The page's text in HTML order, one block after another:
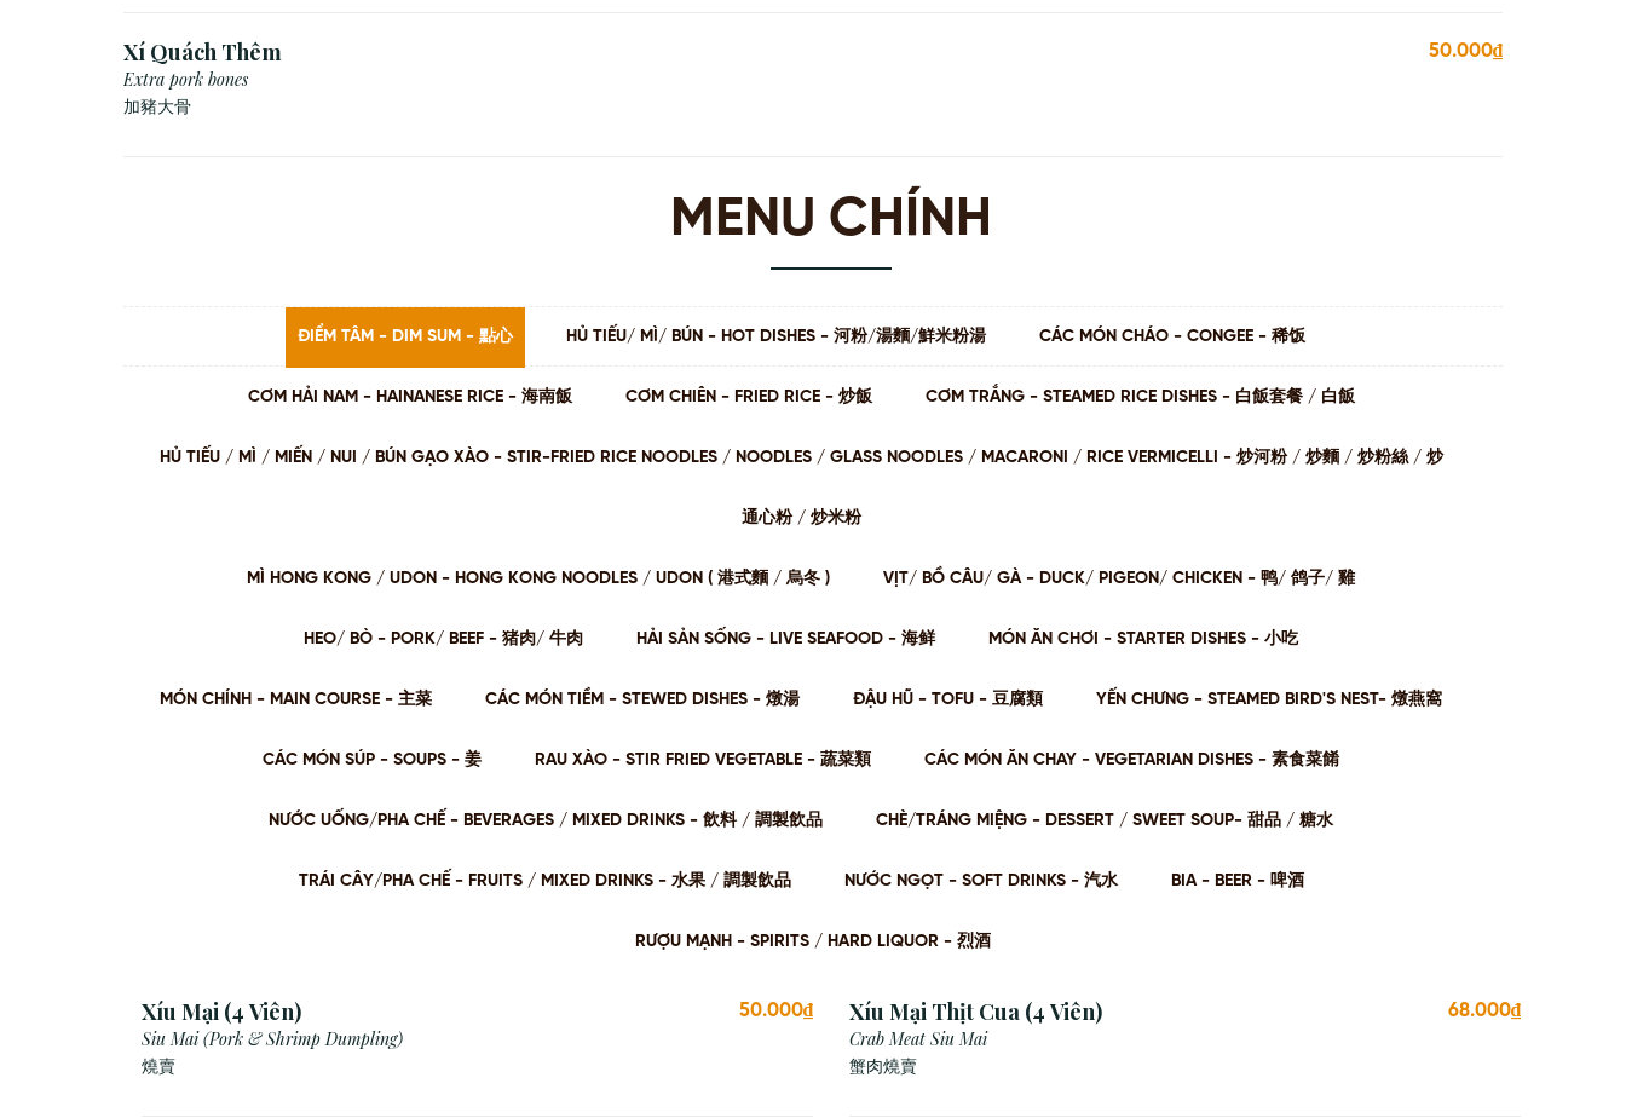
Xí Quách Thêm
Extra pork bones
加豬大骨
50.000₫
MENU CHÍNH
ĐIỂM TÂM - DIM SUM - 點心 HỦ TIẾU/ MÌ/ BÚN - HOT DISHES - 河粉/湯麵/鮮米粉湯 CÁC MÓN CHÁO - CONGEE - 稀饭
CƠM HẢI NAM - HAINANESE RICE - 海南飯 CƠM CHIÊN - FRIED RICE - 炒飯 CƠM TRẮNG - STEAMED RICE DISHES - ⽩飯套餐 / ⽩飯
HỦ TIẾU / MÌ / MIẾN / NUI / BÚN GẠO XÀO - STIR-FRIED RICE NOODLES / NOODLES / GLASS NOODLES / MACARONI / RICE VERMICELLI - 炒河粉 / 炒麵 / 炒粉絲 / 炒
通⼼粉 / 炒⽶粉
MÌ HONG KONG / UDON - HONG KONG NOODLES / UDON ( 港式麵 / 烏冬 ) VỊT/ BỒ CÂU/ GÀ - DUCK/ PIGEON/ CHICKEN - 鸭/ 鸽子/ 雞
HEO/ BÒ - PORK/ BEEF - 猪肉/ 牛肉 HẢI SẢN SỐNG - LIVE SEAFOOD - 海鲜 MÓN ĂN CHƠI - STARTER DISHES - 小吃
MÓN CHÍNH - MAIN COURSE - 主菜 CÁC MÓN TIỀM - STEWED DISHES - 燉湯 ĐẬU HŨ - TOFU - 豆腐類 YẾN CHƯNG - STEAMED BIRD'S NEST- 燉燕窩
CÁC MÓN SÚP - SOUPS - 姜 RAU XÀO - STIR FRIED VEGETABLE - 蔬菜類 CÁC MÓN ĂN CHAY - VEGETARIAN DISHES - 素⻝菜餚
NƯỚC UỐNG/PHA CHẾ - BEVERAGES / MIXED DRINKS - 飲料 / 調製飲品 CHÈ/TRÁNG MIỆNG - DESSERT / SWEET SOUP- 甜品 / 糖⽔
TRÁI CÂY/PHA CHẾ - FRUITS / MIXED DRINKS - ⽔果 / 調製飲品 NƯỚC NGỌT - SOFT DRINKS - 汽⽔ BIA - BEER - 啤酒
RƯỢU MẠNH - SPIRITS / HARD LIQUOR - 烈酒
Xíu Mại (4 Viên)
Siu Mai (Pork & Shrimp Dumpling)
燒賣
50.000₫ Xíu Mại Thịt Cua (4 Viên)
Crab Meat Siu Mai
蟹肉燒賣
68.000₫